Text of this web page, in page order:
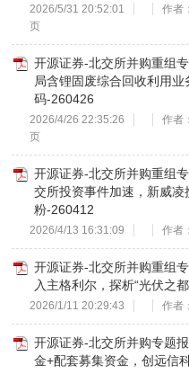
2026/5/31 20:52:01 作者
页
开源证券-北交所并购重组
局含锂固废综合回收利用
码-260426
2026/4/26 22:35:26 作者
页
开源证券-北交所并购重组
交所投资事件加速，新威
粉-260412
2026/4/13 16:31:09 作者
开源证券-北交所并购重组
入主格利尔，探析“光伏之
2026/1/11 20:29:43 作者
开源证券-北交所并购专题
金+配套募集资金，创远信